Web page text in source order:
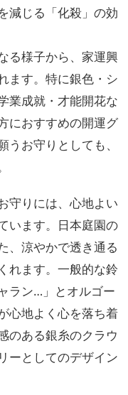
減じる「化殺」の効
る様子から、家運興
ます。特に銀色・シ
業成就・才能開花な
におすすめの開運グ
お守りとしても、
守りには、心地よい
います。日本庭園の
、涼やかで透き通る
れます。一般的な鈴
ラン…」とオルゴー
心地よく心を落ち着
のある銀糸のクラウ
ーとしてのデザイン